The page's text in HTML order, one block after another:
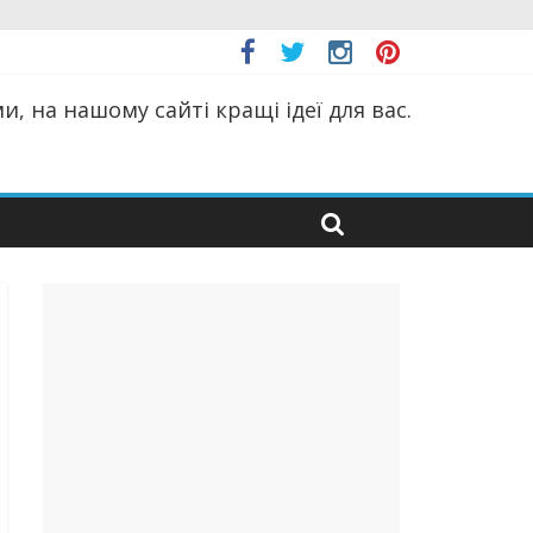
на нашому сайті кращі ідеї для вас.